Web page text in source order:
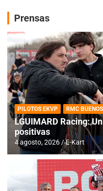
Prensas
PILOTOS EKVP RMC
LGUIMARD Racing:
positivas
4 agosto, 2026 E-Kart